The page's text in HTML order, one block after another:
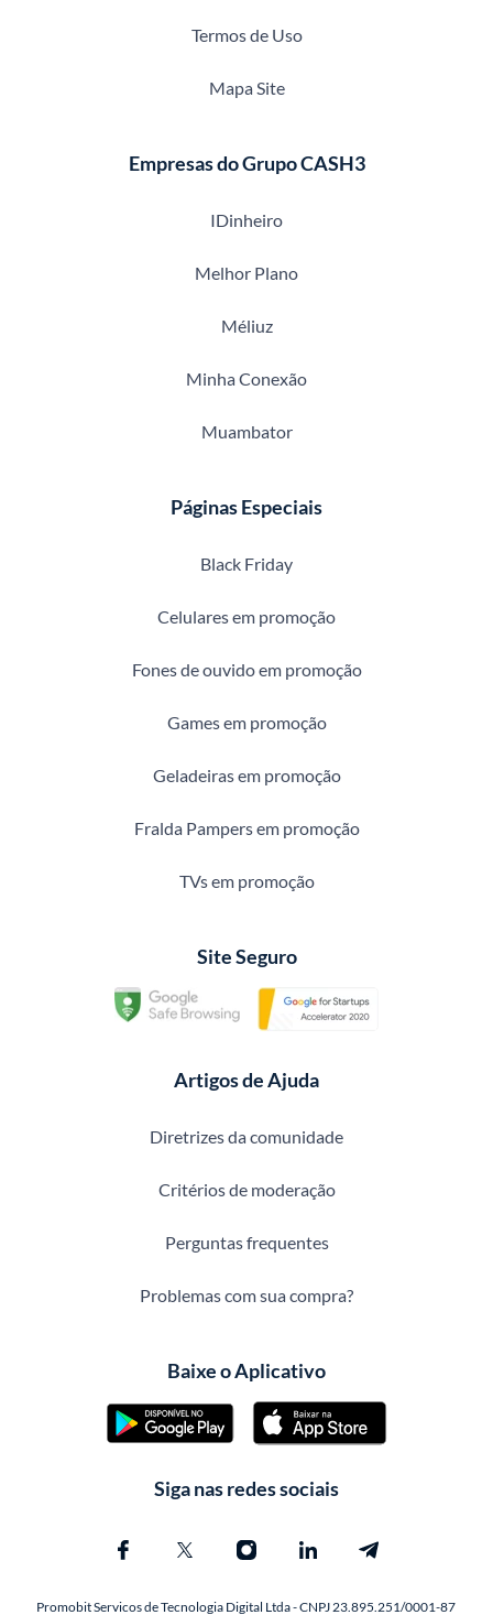
Termos de Uso
Mapa Site
Empresas do Grupo CASH3
IDinheiro
Melhor Plano
Méliuz
Minha Conexão
Muambator
Páginas Especiais
Black Friday
Celulares em promoção
Fones de ouvido em promoção
Games em promoção
Geladeiras em promoção
Fralda Pampers em promoção
TVs em promoção
Site Seguro
Artigos de Ajuda
Diretrizes da comunidade
Critérios de moderação
Perguntas frequentes
Problemas com sua compra?
Baixe o Aplicativo
Siga nas redes sociais
Promobit Servicos de Tecnologia Digital Ltda - CNPJ 23.895.251/0001-87